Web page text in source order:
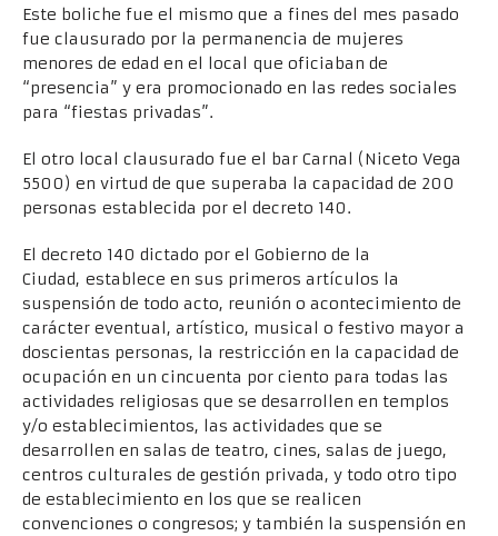
Este boliche fue el mismo que a fines del mes pasado
fue clausurado por la permanencia de mujeres
menores de edad en el local que oficiaban de
“presencia” y era promocionado en las redes sociales
para “fiestas privadas”.
El otro local clausurado fue el bar Carnal (Niceto Vega
5500) en virtud de que superaba la capacidad de 200
personas establecida por el decreto 140.
El decreto 140 dictado por el Gobierno de la
Ciudad, establece en sus primeros artículos la
suspensión de todo acto, reunión o acontecimiento de
carácter eventual, artístico, musical o festivo mayor a
doscientas personas, la restricción en la capacidad de
ocupación en un cincuenta por ciento para todas las
actividades religiosas que se desarrollen en templos
y/o establecimientos, las actividades que se
desarrollen en salas de teatro, cines, salas de juego,
centros culturales de gestión privada, y todo otro tipo
de establecimiento en los que se realicen
convenciones o congresos; y también la suspensión en